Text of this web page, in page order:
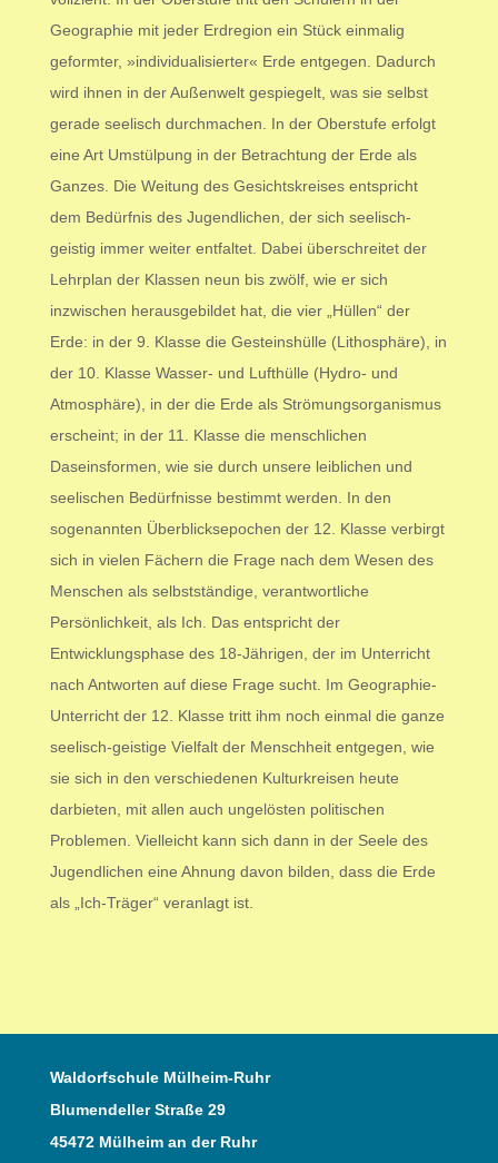
Geographie mit jeder Erdregion ein Stück einmalig
geformter, »individualisierter« Erde entgegen. Dadurch
wird ihnen in der Außenwelt gespiegelt, was sie selbst
gerade seelisch durchmachen. In der Oberstufe erfolgt
eine Art Umstülpung in der Betrachtung der Erde als
Ganzes. Die Weitung des Gesichtskreises entspricht
dem Bedürfnis des Jugendlichen, der sich seelisch-
geistig immer weiter entfaltet. Dabei überschreitet der
Lehrplan der Klassen neun bis zwölf, wie er sich
inzwischen herausgebildet hat, die vier „Hüllen“ der
Erde: in der 9. Klasse die Gesteinshülle (Lithosphäre), in
der 10. Klasse Wasser- und Lufthülle (Hydro- und
Atmosphäre), in der die Erde als Strömungsorganismus
erscheint; in der 11. Klasse die menschlichen
Daseinsformen, wie sie durch unsere leiblichen und
seelischen Bedürfnisse bestimmt werden. In den
sogenannten Überblicksepochen der 12. Klasse verbirgt
sich in vielen Fächern die Frage nach dem Wesen des
Menschen als selbstständige, verantwortliche
Persönlichkeit, als Ich. Das entspricht der
Entwicklungsphase des 18-Jährigen, der im Unterricht
nach Antworten auf diese Frage sucht. Im Geographie-
Unterricht der 12. Klasse tritt ihm noch einmal die ganze
seelisch-geistige Vielfalt der Menschheit entgegen, wie
sie sich in den verschiedenen Kulturkreisen heute
darbieten, mit allen auch ungelösten politischen
Problemen. Vielleicht kann sich dann in der Seele des
Jugendlichen eine Ahnung davon bilden, dass die Erde
als „Ich-Träger“ veranlagt ist.
Waldorfschule Mülheim-Ruhr
Blumendeller Straße 29
45472 Mülheim an der Ruhr